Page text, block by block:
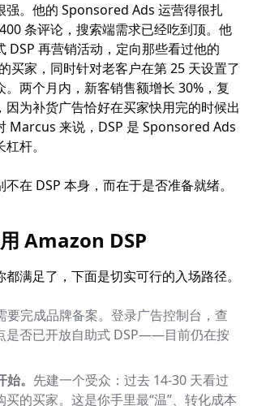
强。他的 Sponsored Ads 运营得很扎
条评论，搜索端需求已经吃到顶。他
DSP 再营销活动，定向那些看过他的
买家，同时针对老客户在第 25 天设置了
。两个月内，新客销售额增长 30%，复
因为补货广告恰好在买家快用完的时候出
Marcus 来说，DSP 是 Sponsored Ads
杆。
在 DSP 本身，而在于是否准备就绪。
Amazon DSP
满足了，下面是切实可行的入场路径。
要完成品牌备案。登录广告控制台，查
是否已开放自助式 DSP——目前仍在按
。 先建一个受众：过去 14-30 天看过
的买家。这是你手里最“温”、转化成本